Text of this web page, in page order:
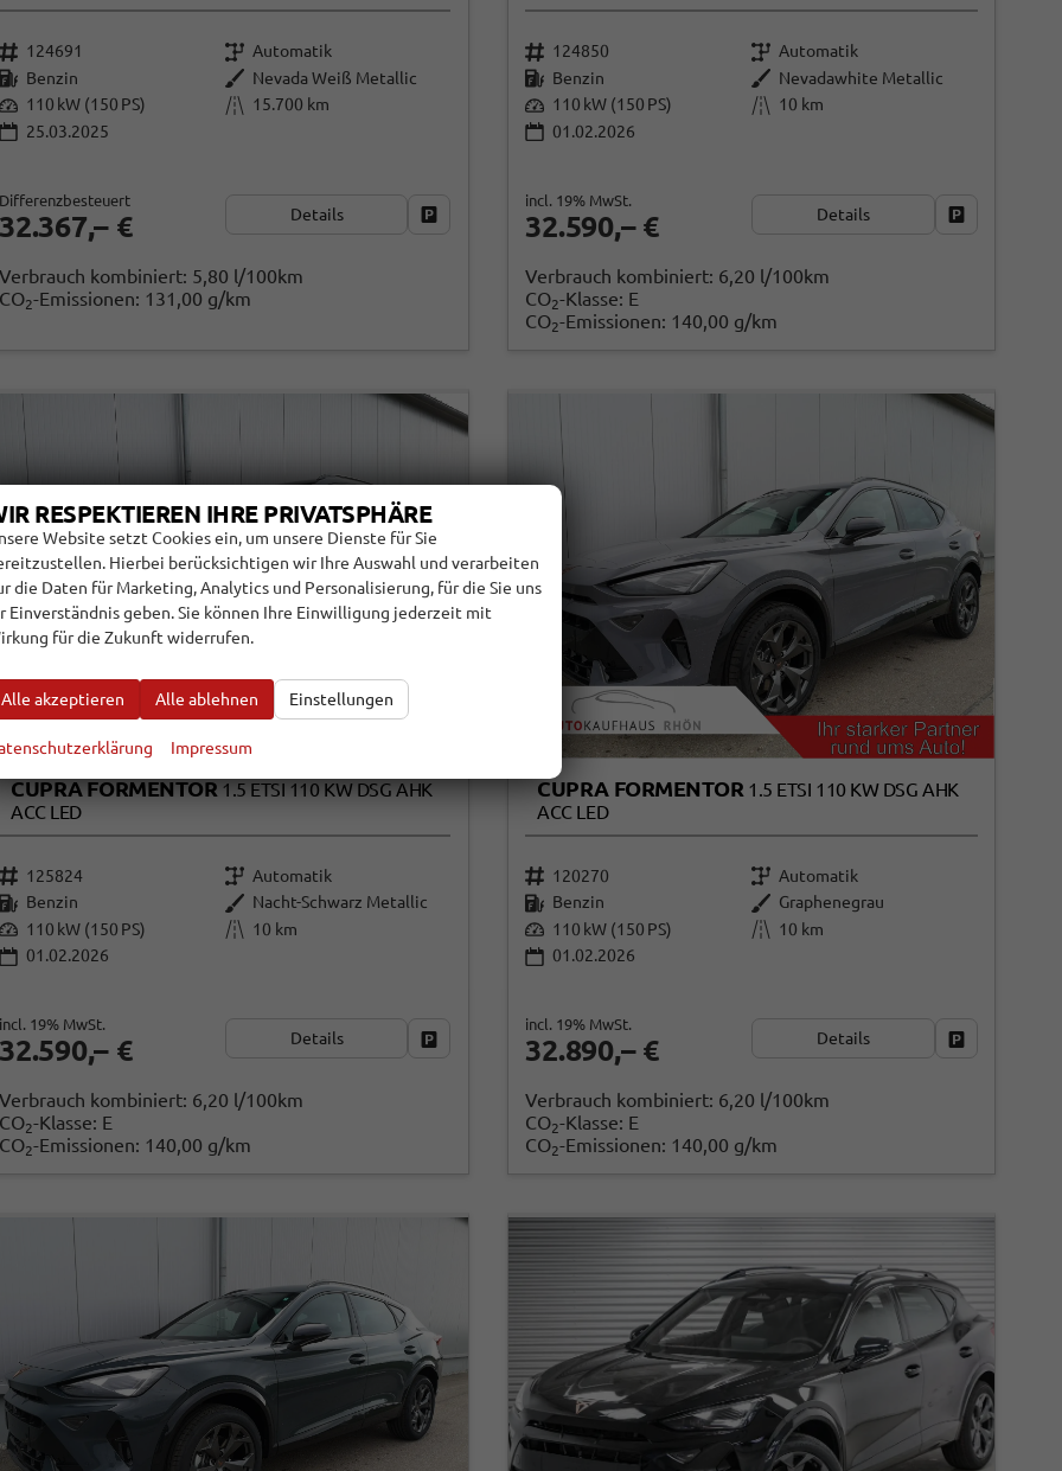
124691
Automatik
Benzin
Nevada Weiß Metallic
110 kW (150 PS)
15.700 km
25.03.2025
32.367,– €
Differenzbesteuert
Details
Verbrauch kombiniert: 5,80 l/100km
CO2-Emissionen: 131,00 g/km
124850
Automatik
Benzin
Nevadawhite Metallic
110 kW (150 PS)
10 km
01.02.2026
32.590,– €
incl. 19% MwSt.
Details
Verbrauch kombiniert: 6,20 l/100km
CO2-Klasse: E
CO2-Emissionen: 140,00 g/km
CUPRA FORMENTOR 1.5 ETSI 110 KW DSG AHK
ACC LED
125824
Automatik
Benzin
Nacht-Schwarz Metallic
110 kW (150 PS)
10 km
01.02.2026
32.590,– €
incl. 19% MwSt.
Details Fahrzeug parken
Verbrauch kombiniert: 6,20 l/100km
CO2-Klasse: E
CO2-Emissionen: 140,00 g/km
CUPRA FORMENTOR 1.5 ETSI 110 KW DSG AHK
ACC LED
120270
Automatik
Benzin
Graphenegrau
110 kW (150 PS)
10 km
01.02.2026
32.890,– €
incl. 19% MwSt.
Details
Verbrauch kombiniert: 6,20 l/100km
CO2-Klasse: E
CO2-Emissionen: 140,00 g/km
RESPEKTIEREN IHRE PRIVATSPHÄRE
Website setzt Cookies ein, um unsere Dienste für Sie
Hierbei berücksichtigen wir Ihre Auswahl und verarbeiten
die Daten für Marketing, Analytics und Personalisierung, für die Sie uns
Einverständnis geben. Sie können Ihre Einwilligung jederzeit mit
für die Zukunft widerrufen.
Alle akzeptieren Alle ablehnen Einstellungen
Impressum